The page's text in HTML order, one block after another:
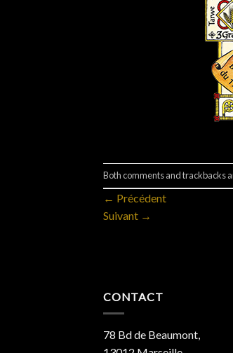
Both comments and trackbacks
← Précédent
Suivant →
CONTACT
78 Bd de Beaumont,